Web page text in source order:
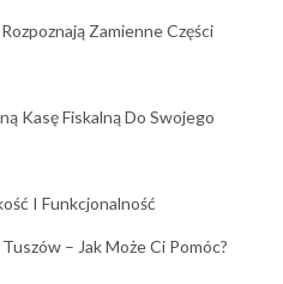
Zamienne Części
Kasę Fiskalną Do Swojego
I Funkcjonalność
– Jak Może Ci Pomóc?